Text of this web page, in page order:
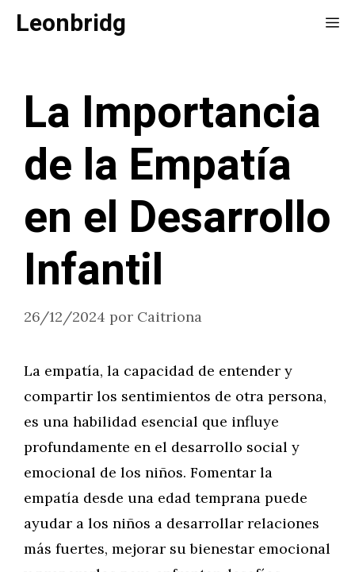
SaltarLeonbridg
La Importancia
de la Empatía
en el Desarrollo
Infantil
26/12/2024 por Caitriona
La empatía, la capacidad de entender y
compartir los sentimientos de otra persona,
es una habilidad esencial que influye
profundamente en el desarrollo social y
emocional de los niños. Fomentar la
empatía desde una edad temprana puede
ayudar a los niños a desarrollar relaciones
más fuertes, mejorar su bienestar emocional